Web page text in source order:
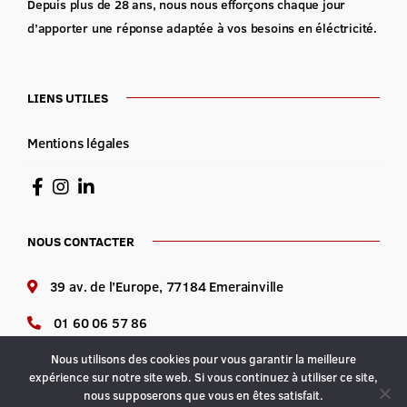
Depuis plus de 28 ans, nous nous efforçons chaque jour
d’apporter une réponse adaptée à vos besoins en éléctricité.
LIENS UTILES
Mentions légales
NOUS CONTACTER
39 av. de l’Europe, 77184 Emerainville
01 60 06 57 86
Lundi au vendredi : 8h-12h 14h-18h
Nous utilisons des cookies pour vous garantir la meilleure
expérience sur notre site web. Si vous continuez à utiliser ce site,
nous supposerons que vous en êtes satisfait.